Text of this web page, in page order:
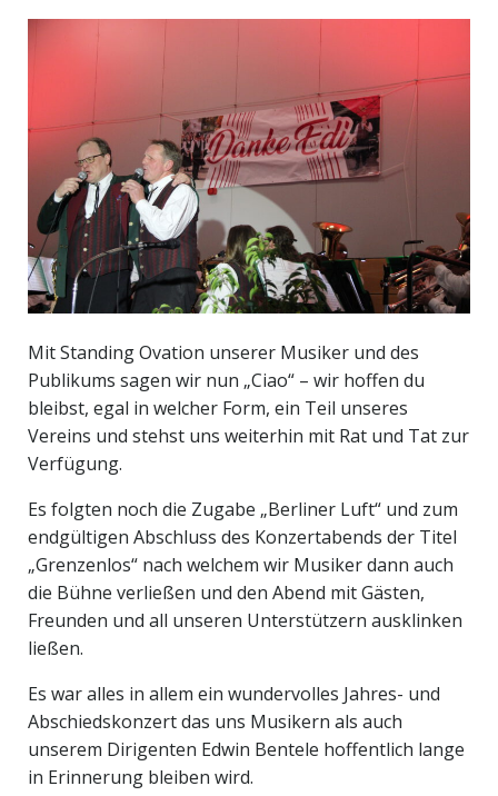
Mit Standing Ovation unserer Musiker und des
Publikums sagen wir nun „Ciao“ – wir hoffen du
bleibst, egal in welcher Form, ein Teil unseres
Vereins und stehst uns weiterhin mit Rat und Tat zur
Verfügung.
Es folgten noch die Zugabe „Berliner Luft“ und zum
endgültigen Abschluss des Konzertabends der Titel
„Grenzenlos“ nach welchem wir Musiker dann auch
die Bühne verließen und den Abend mit Gästen,
Freunden und all unseren Unterstützern ausklinken
ließen.
Es war alles in allem ein wundervolles Jahres- und
Abschiedskonzert das uns Musikern als auch
unserem Dirigenten Edwin Bentele hoffentlich lange
in Erinnerung bleiben wird.